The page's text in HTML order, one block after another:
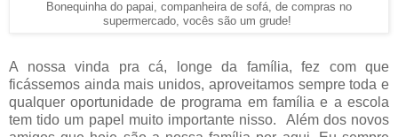
Bonequinha do papai, companheira de sofá, de compras no
supermercado, vocês são um grude!
A nossa vinda pra cá, longe da família, fez com que
ficássemos ainda mais unidos, aproveitamos sempre toda e
qualquer oportunidade de programa em família e a escola
tem tido um papel muito importante nisso. Além dos novos